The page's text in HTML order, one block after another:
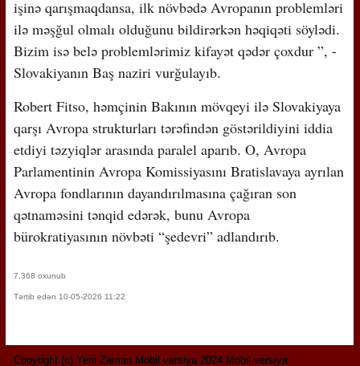
işinə qarışmaqdansa, ilk növbədə Avropanın problemləri
ilə məşğul olmalı olduğunu bildirərkən həqiqəti söylədi.
Bizim isə belə problemlərimiz kifayət qədər çoxdur ”, -
Slovakiyanın Baş naziri vurğulayıb.
Robert Fitso, həmçinin Bakının mövqeyi ilə Slovakiyaya
qarşı Avropa strukturları tərəfindən göstərildiyini iddia
etdiyi təzyiqlər arasında paralel aparıb. O, Avropa
Parlamentinin Avropa Komissiyasını Bratislavaya ayrılan
Avropa fondlarının dayandırılmasına çağıran son
qətnaməsini tənqid edərək, bunu Avropa
bürokratiyasının növbəti “şedevri” adlandırıb.
7,368 oxunub
Tərtib edən 10-05-2026 11:22
Copyright (c) Yeni Zaman Mobil versiya 2024 Mobil versiya